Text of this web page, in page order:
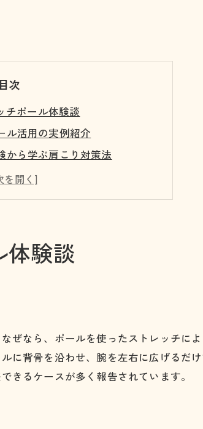
目次
チポール体験談
ル活用の実例紹介
から学ぶ肩こり対策法
ール使用後の変化
ボールで肩こりを緩和
こりの改善ポイント
善の秘訣を探る
こり緩和の関係性
くストレッチポール活用
方で肩こり対策
体験談
ぜなら、ポールを使ったストレッチに
に背骨を沿わせ、腕を左右に広げるだ
きるケースが多く報告されています。